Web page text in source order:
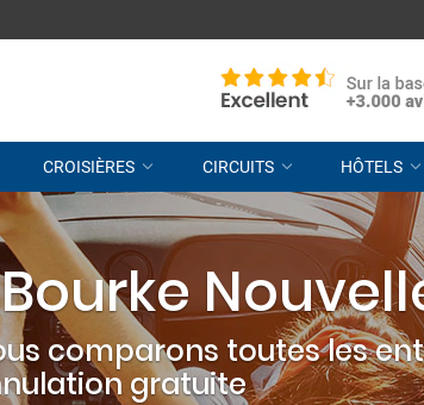
CROISIÈRES CIRCUITS HÔTELS
comparons toutes les
gratuite